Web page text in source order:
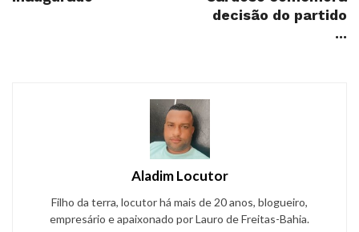
decisão do partido
...
Aladim Locutor
Filho da terra, locutor há mais de 20 anos, blogueiro,
empresário e apaixonado por Lauro de Freitas-Bahia.